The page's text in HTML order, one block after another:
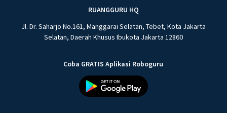
RUANGGURU HQ
Jl. Dr. Saharjo No.161, Manggarai Selatan, Tebet, Kota Jakarta
Selatan, Daerah Khusus Ibukota Jakarta 12860
Coba GRATIS Aplikasi Roboguru